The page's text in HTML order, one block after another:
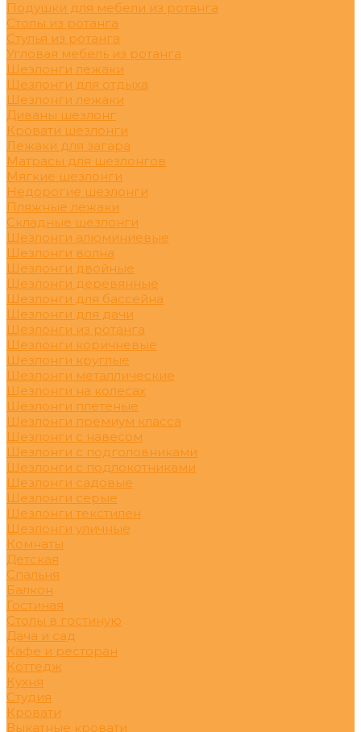
Подушки для мебели из ротанга
Столы из ротанга
Стулья из ротанга
Угловая мебель из ротанга
Шезлонги лежаки
Шезлонги для отдыха
Шезлонги лежаки
Диваны шезлонг
Кровати шезлонги
Лежаки для загара
Матрасы для шезлонгов
Мягкие шезлонги
Недорогие шезлонги
Пляжные лежаки
Складные шезлонги
Шезлонги алюминиевые
Шезлонги волна
Шезлонги двойные
Шезлонги деревянные
Шезлонги для бассейна
Шезлонги для дачи
Шезлонги из ротанга
Шезлонги коричневые
Шезлонги круглые
Шезлонги металлические
Шезлонги на колесах
Шезлонги плетеные
Шезлонги премиум класса
Шезлонги с навесом
Шезлонги с подголовниками
Шезлонги с подлокотниками
Шезлонги садовые
Шезлонги серые
Шезлонги текстилен
Шезлонги уличные
Комнаты
Детская
Спальня
Балкон
Гостиная
Столы в гостиную
Дача и сад
Кафе и ресторан
Коттедж
Кухня
Студия
Кровати
Выкатные кровати